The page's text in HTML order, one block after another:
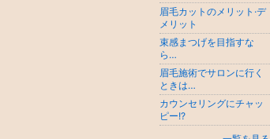
眉毛カットのメリット·デ
メリット
束感まつげを目指すな
ら…
眉毛施術でサロンに行く
ときは…
カウンセリングにチャッ
ピー!?